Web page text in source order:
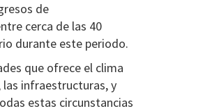
de
cerca de las 40
durante este periodo.
que ofrece el clima
las infraestructuras, y
estas circunstancias